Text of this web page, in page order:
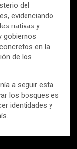
del
evidenciando
nativas y
gobiernos
en la
de los
a seguir esta
los bosques es
identidades y